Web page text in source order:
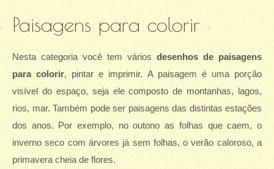
Paisagens para colorir
Nesta categoria você tem vários desenhos de paisagens
para colorir, pintar e imprimir. A paisagem é uma porção
visível do espaço, seja ele composto de montanhas, lagos,
rios, mar. Também pode ser paisagens das distintas estações
dos anos. Por exemplo, no outono as folhas que caem, o
inverno seco com árvores já sem folhas, o verão caloroso, a
primavera cheia de flores.